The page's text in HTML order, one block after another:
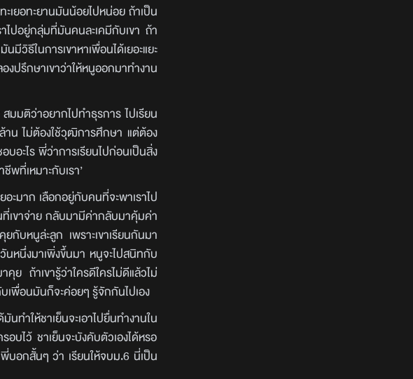
เยอทะยานมันน้อยไปหน่อย ถ้าเป็น
ไปอยู่กลุ่มที่มันคนละเคมีกับเขา ถ้า
มีวิธีในการเขาหาเพื่อนได้เยอะแยะ
ปรึกษาเขาว่าให้หนูออกมาทำงาน
ติว่าอยากไปทำธุรการ ไปเรียน
าน ไม่ต้องใช้วุฒิการศึกษา แต่ต้อง
บอะไร พี่ว่าการเรียนไปก่อนเป็นสิ่ง
พที่เหมาะกับเรา’
ะมาก เลือกอยู่กับคนที่จะพาเราไป
เขาจ่าย กลับมามีค่ากลับมาคุ้มค่า
ยกับหนูล่ะลูก เพราะเขาเรียนกันมา
นหนึ่งมาเพิ่งขึ้นมา หนูจะไปสนิทกับ
ย ถ้าเขารู้ว่าใครดีใครไม่ดีแล้วไม่
เพื่อนมันก็จะค่อยๆ รู้จักกันไปเอง
ให้ชาเย็นจะเอาไปยื่นทำงานใน
อบไว้ ชาเย็นจะบังคับตัวเองได้หรอ
พี่บอกสั้นๆ ว่า เรียนให้จบม.6 นี่เป็น